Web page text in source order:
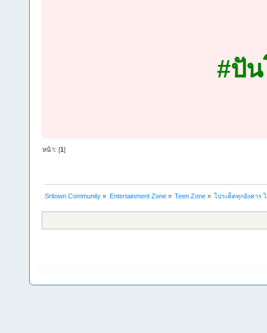
#ปัน
หน้า: [1]
Sritown Community » Entertainment Zone» Teen Zone» โปรเด็ดทุกอังคาร